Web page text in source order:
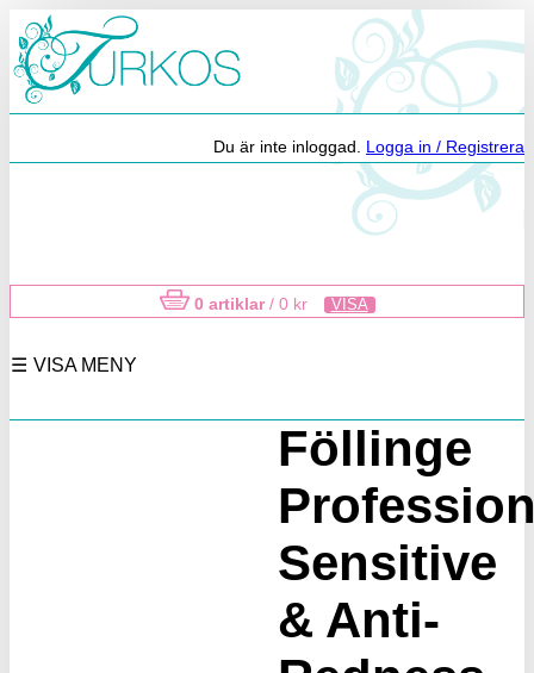
Du är inte inloggad. Logga in / Registrera
0 artiklar/ 0 kr VISA
VISA MENY
Föllinge
Sensitive
& Anti-